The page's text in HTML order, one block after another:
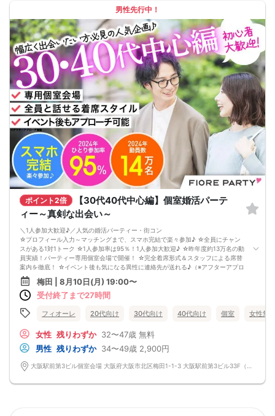
男性先行中！
ポイント2倍
【30代40代中心編】個室婚活パーテ
ィー～真剣な出会い～
＼1人参加大歓迎♪／人気の婚活パーティー・街コン
☆プロフィール入力～マッチングまで、スマホ完結で楽々参加♪ ☆全員にチャン
スがある1対1トーク ☆1人参加率は95％！1人参加大歓迎♪ ☆昨年度約13万名の動
員実績！パーティー専用個室会場で開催！ ☆完全着席形式＆スタッフによる席替
案内を徹底！ ☆イベント後も気になる異性に連絡先が送れる♪（※アフターアプロ
ーチ機能） スタッフが最初から最後まで進行するので、フリータイムで放置され
て人気の方と一度もお話できずに気が付いたらイベント終了・・・ということは
一切ありません！ 持ち物について ・ご本人様確認書類（無い場合はキャンセル扱
ちらのパーティーはスマホを使用したパーティーになります。システムの関係
銭がでないようご用意いただけますと幸いです。 ※集客状況に応じてサムネイル
等が変更になる場合がございます。 参加年齢と参加条件は変更されませんのでご
安心ください。
梅田 | 8月10日(月) 19:00〜
受付終了まで27時間
フィオーレ 20代向け 30代向け 40代向け 個室 女性無
女性 残りわずか 32〜47歳 無料
男性 残りわずか 34〜49歳 2,900円